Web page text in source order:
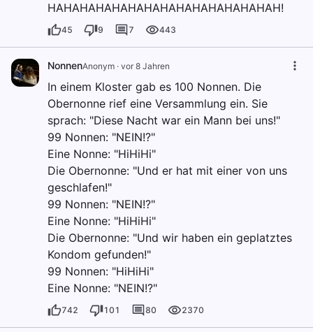
HAHAHAHAHAHAHAHAHAHAHAHAHAHAH!
45 9 7 443
NonnenAnonym · vor 8 Jahren
In einem Kloster gab es 100 Nonnen. Die
Obernonne rief eine Versammlung ein. Sie
sprach: "Diese Nacht war ein Mann bei uns!"
99 Nonnen: "NEIN!?"
Eine Nonne: "HiHiHi"
Die Obernonne: "Und er hat mit einer von uns
geschlafen!"
99 Nonnen: "NEIN!?"
Eine Nonne: "HiHiHi"
Die Obernonne: "Und wir haben ein geplatztes
Kondom gefunden!"
99 Nonnen: "HiHiHi"
Eine Nonne: "NEIN!?"
742 101 80 2370